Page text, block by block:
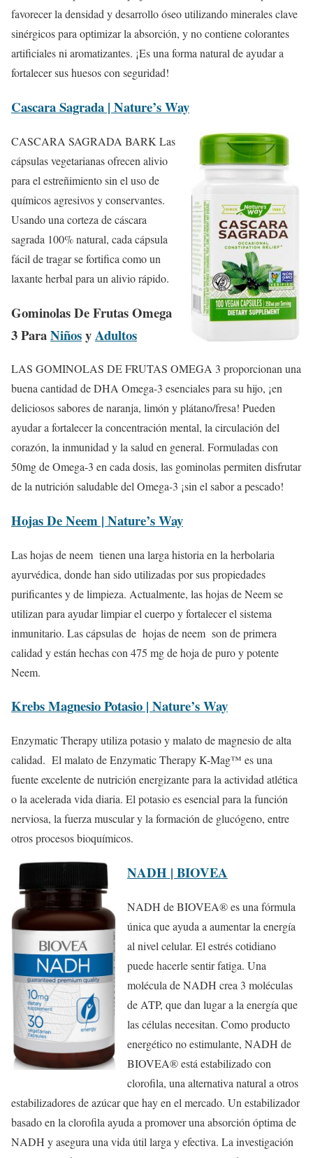
favorecer la densidad y desarrollo óseo utilizando minerales clave
sinérgicos para optimizar la absorción, y no contiene colorantes
artificiales ni aromatizantes. ¡Es una forma natural de ayudar a
fortalecer sus huesos con seguridad!
Cascara Sagrada | Nature’s Way
CASCARA SAGRADA BARK Las
cápsulas vegetarianas ofrecen alivio
para el estreñimiento sin el uso de
químicos agresivos y conservantes.
Usando una corteza de cáscara
sagrada 100% natural, cada cápsula
fácil de tragar se fortifica como un
laxante herbal para un alivio rápido.
Gominolas De Frutas Omega
3 ParaNiñosyAdultos
LAS GOMINOLAS DE FRUTAS OMEGA 3 proporcionan una
buena cantidad de DHA Omega-3 esenciales para su hijo, ¡en
deliciosos sabores de naranja, limón y plátano/fresa! Pueden
ayudar a fortalecer la concentración mental, la circulación del
corazón, la inmunidad y la salud en general. Formuladas con
50mg de Omega-3 en cada dosis, las gominolas permiten disfrutar
de la nutrición saludable del Omega-3 ¡sin el sabor a pescado!
Hojas De Neem | Nature’s Way
Las hojas de neem tienen una larga historia en la herbolaria
ayurvédica, donde han sido utilizadas por sus propiedades
purificantes y de limpieza. Actualmente, las hojas de Neem se
utilizan para ayudar limpiar el cuerpo y fortalecer el sistema
inmunitario. Las cápsulas de hojas de neem son de primera
calidad y están hechas con 475 mg de hoja de puro y potente
Neem.
Krebs Magnesio Potasio | Nature’s Way
Enzymatic Therapy utiliza potasio y malato de magnesio de alta
calidad. El malato de Enzymatic Therapy K-Mag™ es una
fuente excelente de nutrición energizante para la actividad atlética
o la acelerada vida diaria. El potasio es esencial para la función
nerviosa, la fuerza muscular y la formación de glucógeno, entre
otros procesos bioquímicos.
NADH | BIOVEA
NADH de BIOVEA® es una fórmula
única que ayuda a aumentar la energía
al nivel celular. El estrés cotidiano
puede hacerle sentir fatiga. Una
molécula de NADH crea 3 moléculas
de ATP, que dan lugar a la energía que
las células necesitan. Como producto
energético no estimulante, NADH de
BIOVEA® está estabilizado con
clorofila, una alternativa natural a otros
estabilizadores de azúcar que hay en el mercado. Un estabilizador
basado en la clorofila ayuda a promover una absorción óptima de
NADH y asegura una vida útil larga y efectiva. La investigación